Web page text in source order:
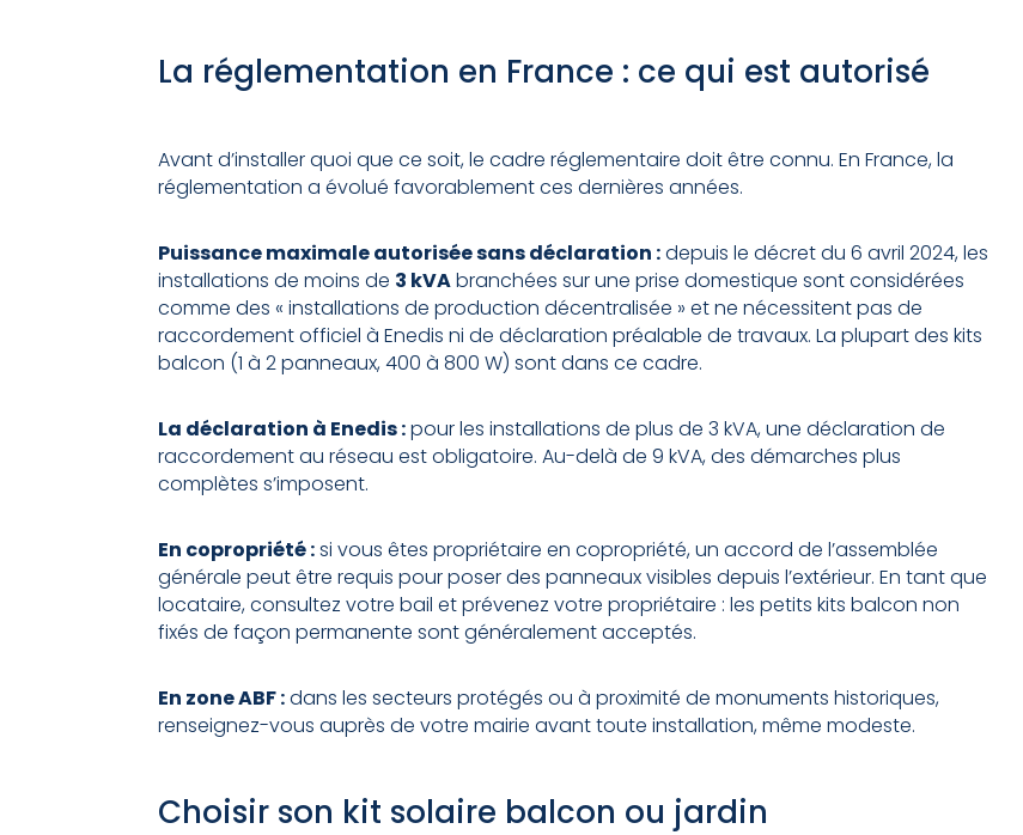
La réglementation en France : ce qui est autorisé
Avant d’installer quoi que ce soit, le cadre réglementaire doit être connu. En France, la
réglementation a évolué favorablement ces dernières années.
Puissance maximale autorisée sans déclaration :depuis le décret du 6 avril 2024, les
installations de moins de 3 kVAbranchées sur une prise domestique sont considérées
comme des « installations de production décentralisée » et ne nécessitent pas de
raccordement officiel à Enedis ni de déclaration préalable de travaux. La plupart des kits
balcon (1 à 2 panneaux, 400 à 800 W) sont dans ce cadre.
La déclaration à Enedis :pour les installations de plus de 3 kVA, une déclaration de
raccordement au réseau est obligatoire. Au-delà de 9 kVA, des démarches plus
complètes s’imposent.
En copropriété :si vous êtes propriétaire en copropriété, un accord de l’assemblée
générale peut être requis pour poser des panneaux visibles depuis l’extérieur. En tant que
locataire, consultez votre bail et prévenez votre propriétaire : les petits kits balcon non
fixés de façon permanente sont généralement acceptés.
En zone ABF :dans les secteurs protégés ou à proximité de monuments historiques,
renseignez-vous auprès de votre mairie avant toute installation, même modeste.
Choisir son kit solaire balcon ou jardin